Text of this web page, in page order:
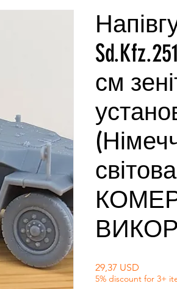
см
29,37 USD
5% discount for 3+